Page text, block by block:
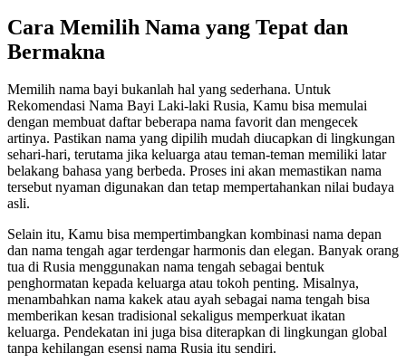
Cara Memilih Nama yang Tepat dan
Bermakna
Memilih nama bayi bukanlah hal yang sederhana. Untuk
Rekomendasi Nama Bayi Laki-laki Rusia, Kamu bisa memulai
dengan membuat daftar beberapa nama favorit dan mengecek
artinya. Pastikan nama yang dipilih mudah diucapkan di lingkungan
sehari-hari, terutama jika keluarga atau teman-teman memiliki latar
belakang bahasa yang berbeda. Proses ini akan memastikan nama
tersebut nyaman digunakan dan tetap mempertahankan nilai budaya
asli.
Selain itu, Kamu bisa mempertimbangkan kombinasi nama depan
dan nama tengah agar terdengar harmonis dan elegan. Banyak orang
tua di Rusia menggunakan nama tengah sebagai bentuk
penghormatan kepada keluarga atau tokoh penting. Misalnya,
menambahkan nama kakek atau ayah sebagai nama tengah bisa
memberikan kesan tradisional sekaligus memperkuat ikatan
keluarga. Pendekatan ini juga bisa diterapkan di lingkungan global
tanpa kehilangan esensi nama Rusia itu sendiri.